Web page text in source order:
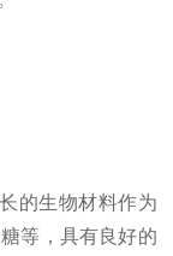
的生物材料作为
等，具有良好的